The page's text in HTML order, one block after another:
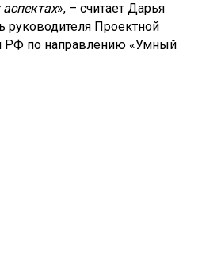
», – считает Дарья
руководителя Проектной
РФ по направлению «Умный